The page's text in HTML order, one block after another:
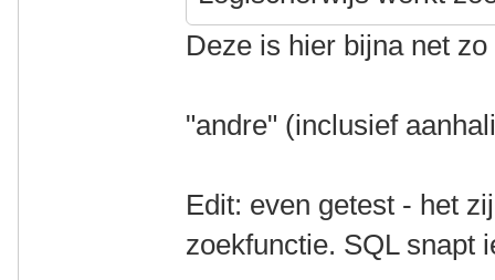
Deze is hier bijna net
"andre" (inclusief
Edit: even getest - het
zoekfunctie. SQL snapt